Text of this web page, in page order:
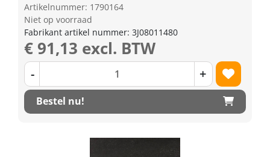
Artikelnummer: 1790164
Niet op voorraad
Fabrikant artikel nummer: 3J08011480
€ 91,13 excl. BTW
- +
Bestel nu!